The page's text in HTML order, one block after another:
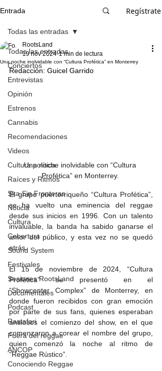
Entrada Regístrate
Todas las entradas
Conciertos
Entrevistas
Opinión
Estrenos
Cannabis
Recomendaciones
Videos
Cultura política
Raíces y Ritmos
Ska Sin Fronteras
Noticia
Cultura
Cobertura
Sound System
Festivales
Sesiones RootsLand
Documentales
Podcast
Rastafari
Fuera del reggae
ANCOP
Conociendo Reggae
Todas las entradas
Una noche inolvidable con “Cultura Profética” en Monterrey
RootsLand
19 nov 2024 1 min de lectura
Redacción: Guicel Garrido
Una noche inolvidable con “Cultura
Profética” en Monterrey.
El grupo puertorriqueño “Cultura Profética”,
se ha vuelto una eminencia del reggae
desde sus inicios en 1996. Con un talento
invaluable, la banda ha sabido ganarse el
amor del público, y esta vez no se quedó
atrás.
El 15 de noviembre de 2024, “Cultura
Profética” se presentó en el
“Showcenter Complex” de Monterrey, en
donde fueron recibidos con gran emoción
por parte de sus fans, quienes esperaban
ansiosos el comienzo del show, en el que
comenzaron a corear el nombre del grupo,
quien comenzó la noche al ritmo de
“Reggae Rústico”.